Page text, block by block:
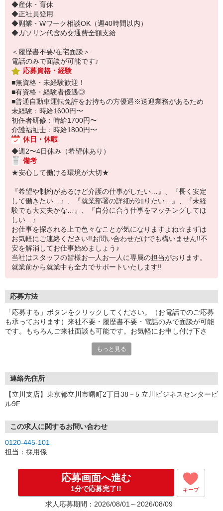
◆産休・育休
◆正社員登用
◆副業・Wワーク相談OK（週40時間以内）
◆ガソリン代含め交通費全額支給
＜履歴書不要/在宅面談＞
電話のみで面談が可能です♪
応募資格・経験
■無資格・未経験歓迎！
■有資格・経験者優遇◎
■普通自動車運転免許をお持ちの方優遇※送迎業務があるため
未経験：時給1600円〜
初任者研修：時給1700円〜
介護福祉士：時給1800円〜
休日・休暇
◆週2〜4日休み（希望休あり）
備考
★安心して働ける環境が大切★
『希望や制約があるけど介護の仕事がしたい…』、『長く安定
して働きたい…』、『就業部署の詳細が知りたい…』、『未経
験でも大丈夫かな…』、『自分に合う仕事をマッチングしてほ
しい…』
お仕事を探される上で色々なことが気になりますよね☆まずは
お気軽にご連絡ください!!お問い合わせだけでも構いません!!不
安を解消してお仕事始めましょう♪
当社はスタッフの皆様お一人お一人に専属の担当がおります。
就業前から就業中も全力でサポートいたします!!
応募方法
「応募する」ボタンをクリックしてください。（お電話でのご応募
も承っております）来社不要・履歴書不要・電話のみで面談が可能
です。もちろんご来社面談も可能です。お気軽にお申し付け下さ
もっと見る
連絡先住所
【立川支店】東京都立川市曙町2丁目38－5 立川ビジネスセンタービ
ル9F
この求人に関するお問い合わせ
0120-445-101
担当：採用係
応募画面へ進む
1分で応募完了!! キープ
求人応募期間：2026/08/01～2026/08/09